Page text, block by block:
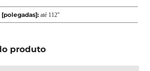
[polegadas]:até 112"
produto